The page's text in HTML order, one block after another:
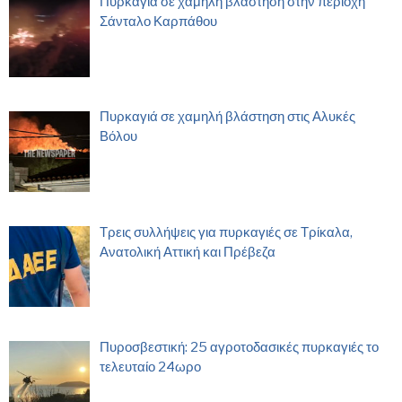
Σάνταλο Καρπάθου
Πυρκαγιά σε χαμηλή βλάστηση στις Αλυκές
Βόλου
Τρεις συλλήψεις για πυρκαγιές σε Τρίκαλα,
Ανατολική Αττική και Πρέβεζα
Πυροσβεστική: 25 αγροτοδασικές πυρκαγιές το
τελευταίο 24ωρο